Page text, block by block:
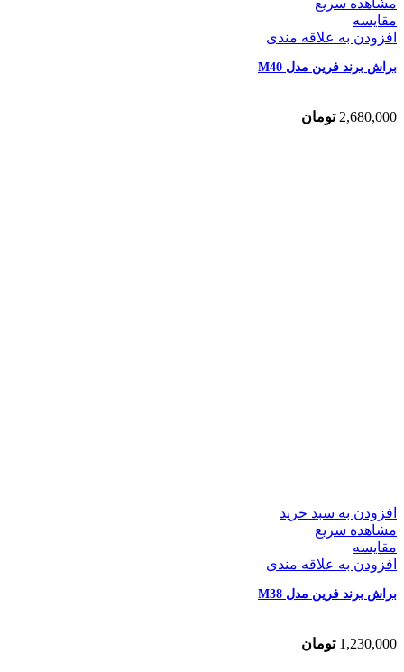
مشاهده سریع
مقایسه
افزودن به علاقه مندی
براش برند فرین مدل M40
2,680,000 تومان
افزودن به سبد خرید
مشاهده سریع
مقایسه
افزودن به علاقه مندی
براش برند فرین مدل M38
1,230,000 تومان